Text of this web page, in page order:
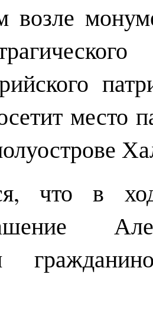
возле
место
что в